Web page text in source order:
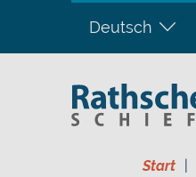
Deutsch
Start